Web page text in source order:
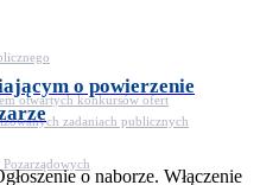
otwartych konkursów ofert
zadaniach publicznych
o powierzenie